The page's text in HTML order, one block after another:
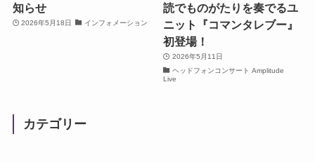
知らせ
2026年5月18日 インフォメーション
読でものがたりを奏でるユ
ニット『コマンタレブー』
初登場！
2026年5月11日
ヘッドフォンコンサート Amplitude
Live
カテゴリー